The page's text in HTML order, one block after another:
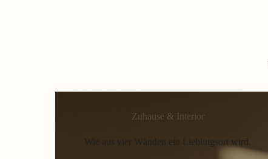
Zuhause & Interior
Wie aus vier Wänden ein Lieblingsort wird.